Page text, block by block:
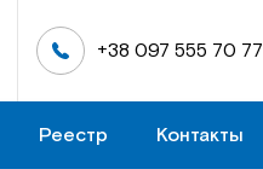
+38 097 555 70 77
Реестр Контакты